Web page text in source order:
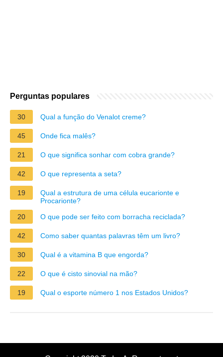
Perguntas populares
30 Qual a função do Venalot creme?
45 Onde fica malês?
21 O que significa sonhar com cobra grande?
42 O que representa a seta?
19
Qual a estrutura de uma célula eucarionte e
Procarionte?
20
O que pode ser feito com borracha reciclada?
42 Como saber quantas palavras têm um livro?
30 Qual é a vitamina B que engorda?
22 O que é cisto sinovial na mão?
19 Qual o esporte número 1 nos Estados Unidos?